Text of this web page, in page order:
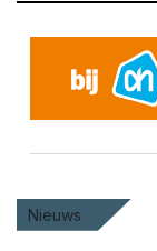
Nieuws